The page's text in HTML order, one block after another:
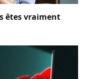
êtes vraiment